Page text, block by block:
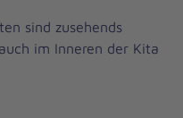
sind zusehends
im Inneren der Kita